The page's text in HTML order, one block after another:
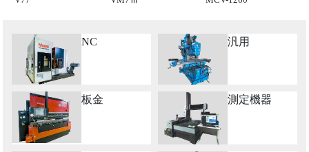
NC 汎用
板金 測定機器